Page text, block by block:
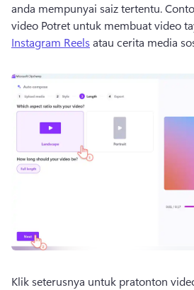
anda mempunyai saiz tertentu.
video Potret untuk membuat video
Instagram Reels atau cerita media
Klik seterusnya untuk pratonton